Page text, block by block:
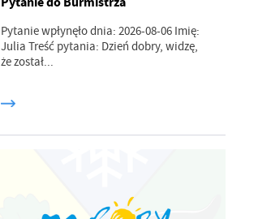
Pytanie wpłynęło dnia: 2026-08-06 Imię:
Julia Treść pytania: Dzień dobry, widzę,
że został...